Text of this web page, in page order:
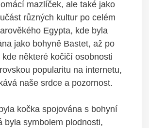
mazlíček, ale také jako
různých kultur po celém
Egypta, kde byla
jako bohyně Bastet, až po
některé kočičí osobnosti
popularitu na internetu,
naše srdce a pozornost.
kočka spojována s bohyní
byla symbolem plodnosti,